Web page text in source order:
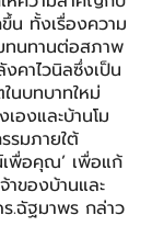
น ทั้งเรื่องความ
ทนทานต่อสภาพ
คาไวนิลซึ่งเป็น
นบทบาทใหม่
องและบ้านโม
รมภายใต้
พื่อคุณ’ เพื่อแก้
าของบ้านและ
.ฉัฐมาพร กล่าว